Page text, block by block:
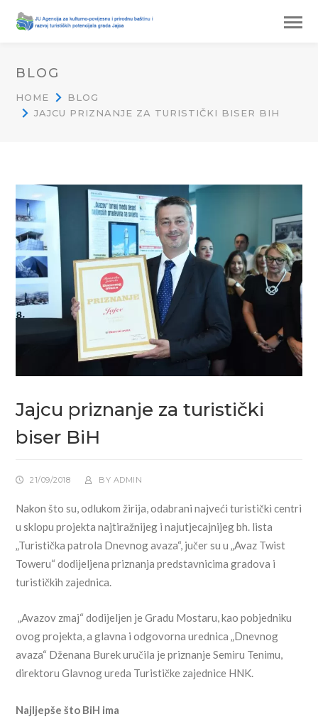
BLOG
HOME
BLOG
JAJCU PRIZNANJE ZA TURISTIČKI BISER BIH
Jajcu priznanje za turistički
biser BiH
21/09/2018 BY ADMIN
Nakon što su, odlukom žirija, odabrani najveći turistički centri
u sklopu projekta najtiražnijeg i najutjecajnijeg bh. lista
„Turistička patrola Dnevnog avaza“, jučer su u „Avaz Twist
Toweru“ dodijeljena priznanja predstavnicima gradova i
turističkih zajednica.
„Avazov zmaj“ dodijeljen je Gradu Mostaru, kao pobjedniku
ovog projekta, a glavna i odgovorna urednica „Dnevnog
avaza“ Dženana Burek uručila je priznanje Semiru Tenimu,
direktoru Glavnog ureda Turističke zajednice HNK.
Najljepše što BiH ima